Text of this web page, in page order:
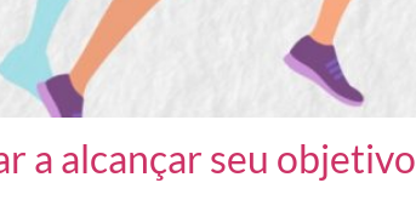
a alcançar seu objetivo